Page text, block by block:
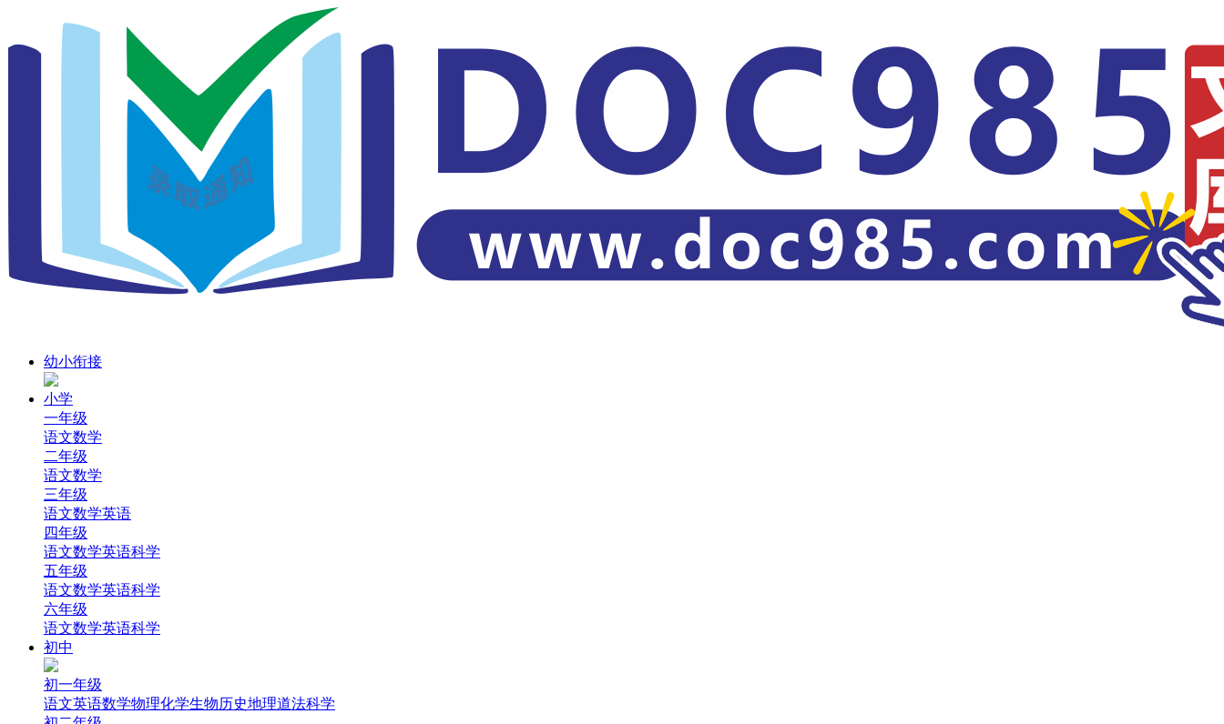
幼小衔接
小学
一年级
语文数学
二年级
语文数学
三年级
语文数学英语
四年级
语文数学英语科学
五年级
语文数学英语科学
六年级
语文数学英语科学
初中
初一年级
语文英语数学物理化学生物历史地理道法科学